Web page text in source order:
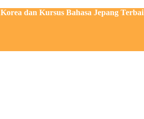
dan Kursus Bahasa Jepang